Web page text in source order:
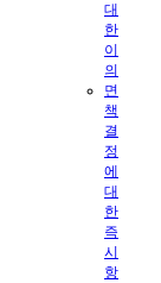
대
한
이
의
면
책
결
정
에
대
한
즉
시
항